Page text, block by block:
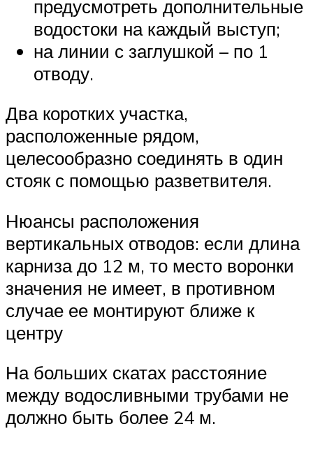
предусмотреть дополнительные
водостоки на каждый выступ;
на линии с заглушкой – по 1
отводу.
Два коротких участка,
расположенные рядом,
целесообразно соединять в один
стояк с помощью разветвителя.
Нюансы расположения
вертикальных отводов: если длина
карниза до 12 м, то место воронки
значения не имеет, в противном
случае ее монтируют ближе к
центру
На больших скатах расстояние
между водосливными трубами не
должно быть более 24 м.